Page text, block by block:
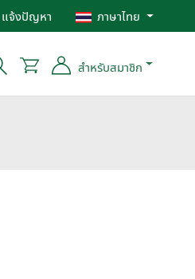
แจ้งปัญหา ภาษาไทย
สำหรับสมาชิก